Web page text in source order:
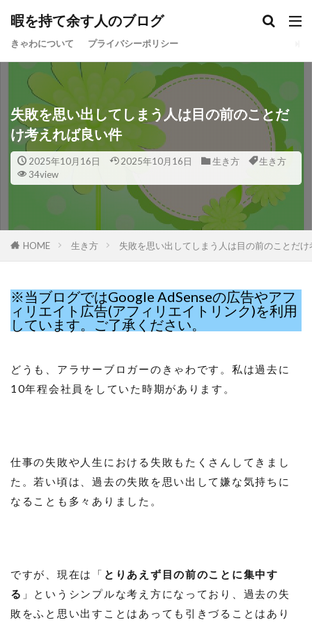
暇を持て余す人のブログ
きゃわについて プライバシーポリシー
失敗を思い出してしまう人は目の前のことだ
け考えれば良い件
2025年10月16日 2025年10月16日 生き方
生き方
34view
HOME 生き方 失敗を思い出してしまう人は目の前のことだ
※当ブログではGoogle AdSenseの広告やアフ
ィリエイト広告(アフィリエイトリンク)を利用
しています。ご了承ください。
どうも、アラサーブロガーのきゃわです。私は過去に
10年程会社員をしていた時期があります。
仕事の失敗や人生における失敗もたくさんしてきまし
た。若い頃は、過去の失敗を思い出して嫌な気持ちに
なることも多々ありました。
ですが、現在は「 とりあえず目の前のことに集中す
る 」というシンプルな考え方になっており、過去の失
敗をふと思い出すことはあっても引きづることはあり